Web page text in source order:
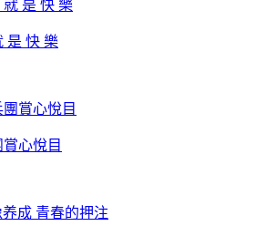
是 快 樂
心悅目